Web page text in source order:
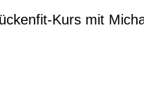
Kurs mit